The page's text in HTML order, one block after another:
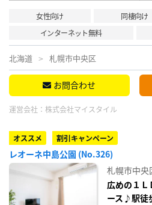
女性向け 同棲向け
インターネット無料
北海道 札幌市中央区
お問合わせ
運営会社： 株式会社マイスタイル
オススメ 割引キャンペーン
レオーネ中島公園 (No.326)
札幌市中央
広めの１Ｌ
ース♪駅徒